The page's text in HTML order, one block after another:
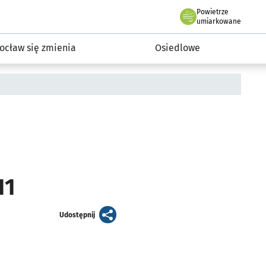
- miejskie inwestycje 2019-2032
Powietrze
we Wrocławiu
umiarkowane
się zmienia Osiedlowe
Udostępnijartykuł